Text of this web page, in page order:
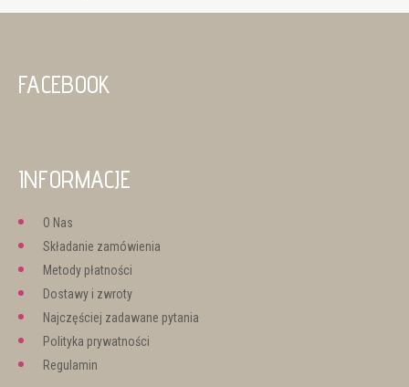
FACEBOOK
INFORMACJE
O Nas
Składanie zamówienia
Metody płatności
Dostawy i zwroty
Najczęściej zadawane pytania
Polityka prywatności
Regulamin